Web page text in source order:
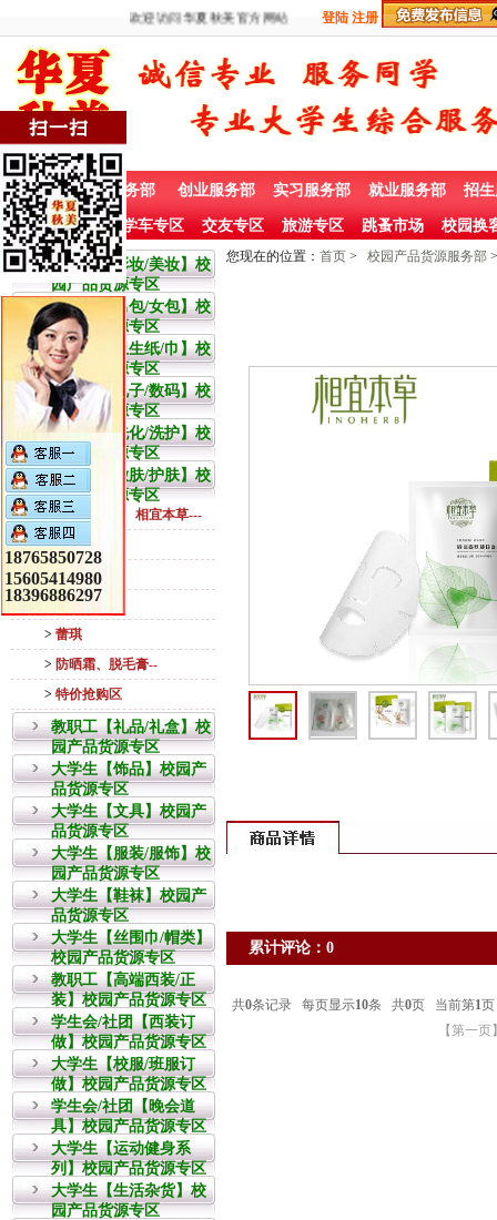
欢迎访问华夏秋美官方网站 登陆 注册
首 页 兼职服务部 创业服务部 实习服务部 就业服务部 招
社团赞助专栏 学车专区 交友专区 旅游专区 跳蚤市场 校园换
大学生【彩妆/美妆】校
园产品货源专区
大学生【男包/女包】校
园产品货源专区
大学生【卫生纸/巾】校
园产品货源专区
大学生【电子/数码】校
园产品货源专区
大学生【洗化/洗护】校
园产品货源专区
大学生【嫩肤/护肤】校
园产品货源专区
>面膜（美即、相宜本草---
>相宜本草
>百雀羚
>千纤草
> 蕾琪
> 防晒霜、脱毛膏--
> 特价抢购区
教职工【礼品/礼盒】校
园产品货源专区
大学生【饰品】校园产
品货源专区
大学生【文具】校园产
品货源专区
大学生【服装/服饰】校
园产品货源专区
大学生【鞋袜】校园产
品货源专区
大学生【丝围巾/帽类】
校园产品货源专区
教职工【高端西装/正
装】校园产品货源专区
学生会/社团【西装订
做】校园产品货源专区
大学生【校服/班服订
做】校园产品货源专区
学生会/社团【晚会道
具】校园产品货源专区
大学生【运动健身系
列】校园产品货源专区
大学生【生活杂货】校
园产品货源专区
您现在的位置： 首页 > 校园产品货源服务部
累计评论：0
18765850728
15605414980
18396886297